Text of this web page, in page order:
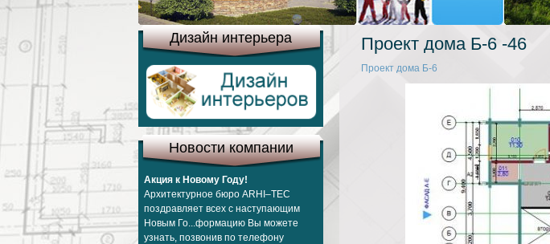
Дизайн интерьера
Новости компании
Акция к Новому Году!
Архитектурное бюро ARHI–TEC
поздравляет всех с наступающим
Новым Го...формацию Вы можете
узнать, позвонив по телефону
Проект дома Б-6 -46
Проект дома Б-6